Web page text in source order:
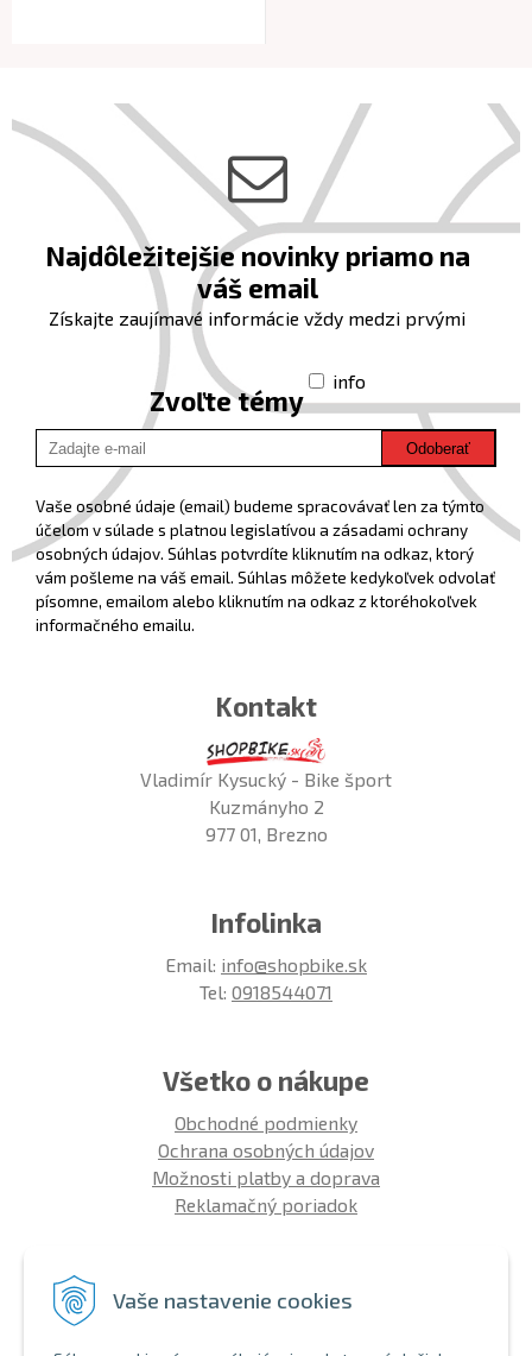
Vaše nastavenie cookies
Najdôležitejšie novinky priamo na
váš email
Získajte zaujímavé informácie vždy medzi prvými
Zvoľte témy
info
Odoberať
Vaše osobné údaje (email) budeme spracovávať len za týmto
účelom v súlade s platnou legislatívou a zásadami ochrany
osobných údajov. Súhlas potvrdíte kliknutím na odkaz, ktorý
vám pošleme na váš email. Súhlas môžete kedykoľvek odvolať
písomne, emailom alebo kliknutím na odkaz z ktoréhokoľvek
informačného emailu.
Kontakt
Vladimír Kysucký - Bike šport
Kuzmányho 2
977 01, Brezno
Infolinka
Email: info@shopbike.sk
Tel: 0918544071
Všetko o nákupe
Obchodné podmienky
Ochrana osobných údajov
Možnosti platby a doprava
Reklamačný poriadok